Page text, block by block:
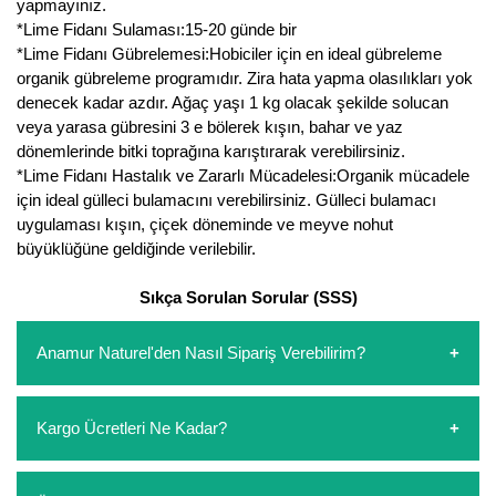
yapmayınız.
*Lime Fidanı Sulaması:15-20 günde bir
*Lime Fidanı Gübrelemesi:Hobiciler için en ideal gübreleme
organik gübreleme programıdır. Zira hata yapma olasılıkları yok
denecek kadar azdır. Ağaç yaşı 1 kg olacak şekilde solucan
veya yarasa gübresini 3 e bölerek kışın, bahar ve yaz
dönemlerinde bitki toprağına karıştırarak verebilirsiniz.
*Lime Fidanı Hastalık ve Zararlı Mücadelesi:Organik mücadele
için ideal gülleci bulamacını verebilirsiniz. Gülleci bulamacı
uygulaması kışın, çiçek döneminde ve meyve nohut
büyüklüğüne geldiğinde verilebilir.
Sıkça Sorulan Sorular (SSS)
Anamur Naturel'den Nasıl Sipariş Verebilirim?
oluşturarak,iletişim numaralarımızdan bizi arayarak veya
whatsapp hattımızdan bizlere isteklerinizi yazarak sipariş
Kargo Ücretleri Ne Kadar?